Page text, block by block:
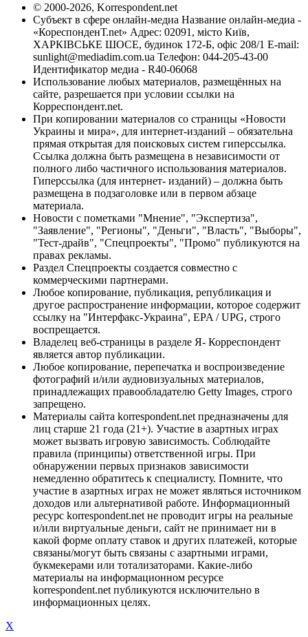
© 2000-2026, Korrespondent.net
Субъект в сфере онлайн-медиа Название онлайн-медиа -
«КореспонденТ.net» Адрес: 02091, місто Київ,
ХАРКІВСЬКЕ ШОСЕ, будинок 172-Б, офіс 208/1 E-mail:
sunlight@mediadim.com.ua Телефон: 044-205-43-00
Идентификатор медиа - R40-06068
Использование любых материалов, размещённых на
сайте, разрешается при условии ссылки на
Корреспондент.net.
При копировании материалов со страницы «Новости
Украины и мира», для интернет-изданий – обязательна
прямая открытая для поисковых систем гиперссылка.
Ссылка должна быть размещена в независимости от
полного либо частичного использования материалов.
Гиперссылка (для интернет- изданий) – должна быть
размещена в подзаголовке или в первом абзаце
материала.
Новости с пометками "Мнение", "Экспертиза",
"Заявление", "Регионы", "Деньги", "Власть", "Выборы",
"Тест-драйв", "Спецпроекты", "Промо" публикуются на
правах рекламы.
Раздел Спецпроекты создается совместно с
коммерческими партнерами.
Любое копирование, публикация, републикация и
другое распространение информации, которое содержит
ссылку на "Интерфакс-Украина", EPA / UPG, строго
воспрещается.
Владелец веб-страницы в разделе Я- Корреспондент
является автор публикации.
Любое копирование, перепечатка и воспроизведение
фотографий и/или аудиовизуальных материалов,
принадлежащих правообладателю Getty Images, строго
запрещено.
Материалы сайта korrespondent.net предназначены для
лиц старше 21 года (21+). Участие в азартных играх
может вызвать игровую зависимость. Соблюдайте
правила (принципы) ответственной игры. При
обнаружении первых признаков зависимости
немедленно обратитесь к специалисту. Помните, что
участие в азартных играх не может являться источником
доходов или альтернативой работе. Информационный
ресурс korrespondent.net не проводит игры на реальные
и/или виртуальные деньги, сайт не принимает ни в
какой форме оплату ставок и других платежей, которые
связаны/могут быть связаны с азартными играми,
букмекерами или тотализаторами. Какие-либо
материалы на информационном ресурсе
korrespondent.net публикуются исключительно в
информационных целях.
X